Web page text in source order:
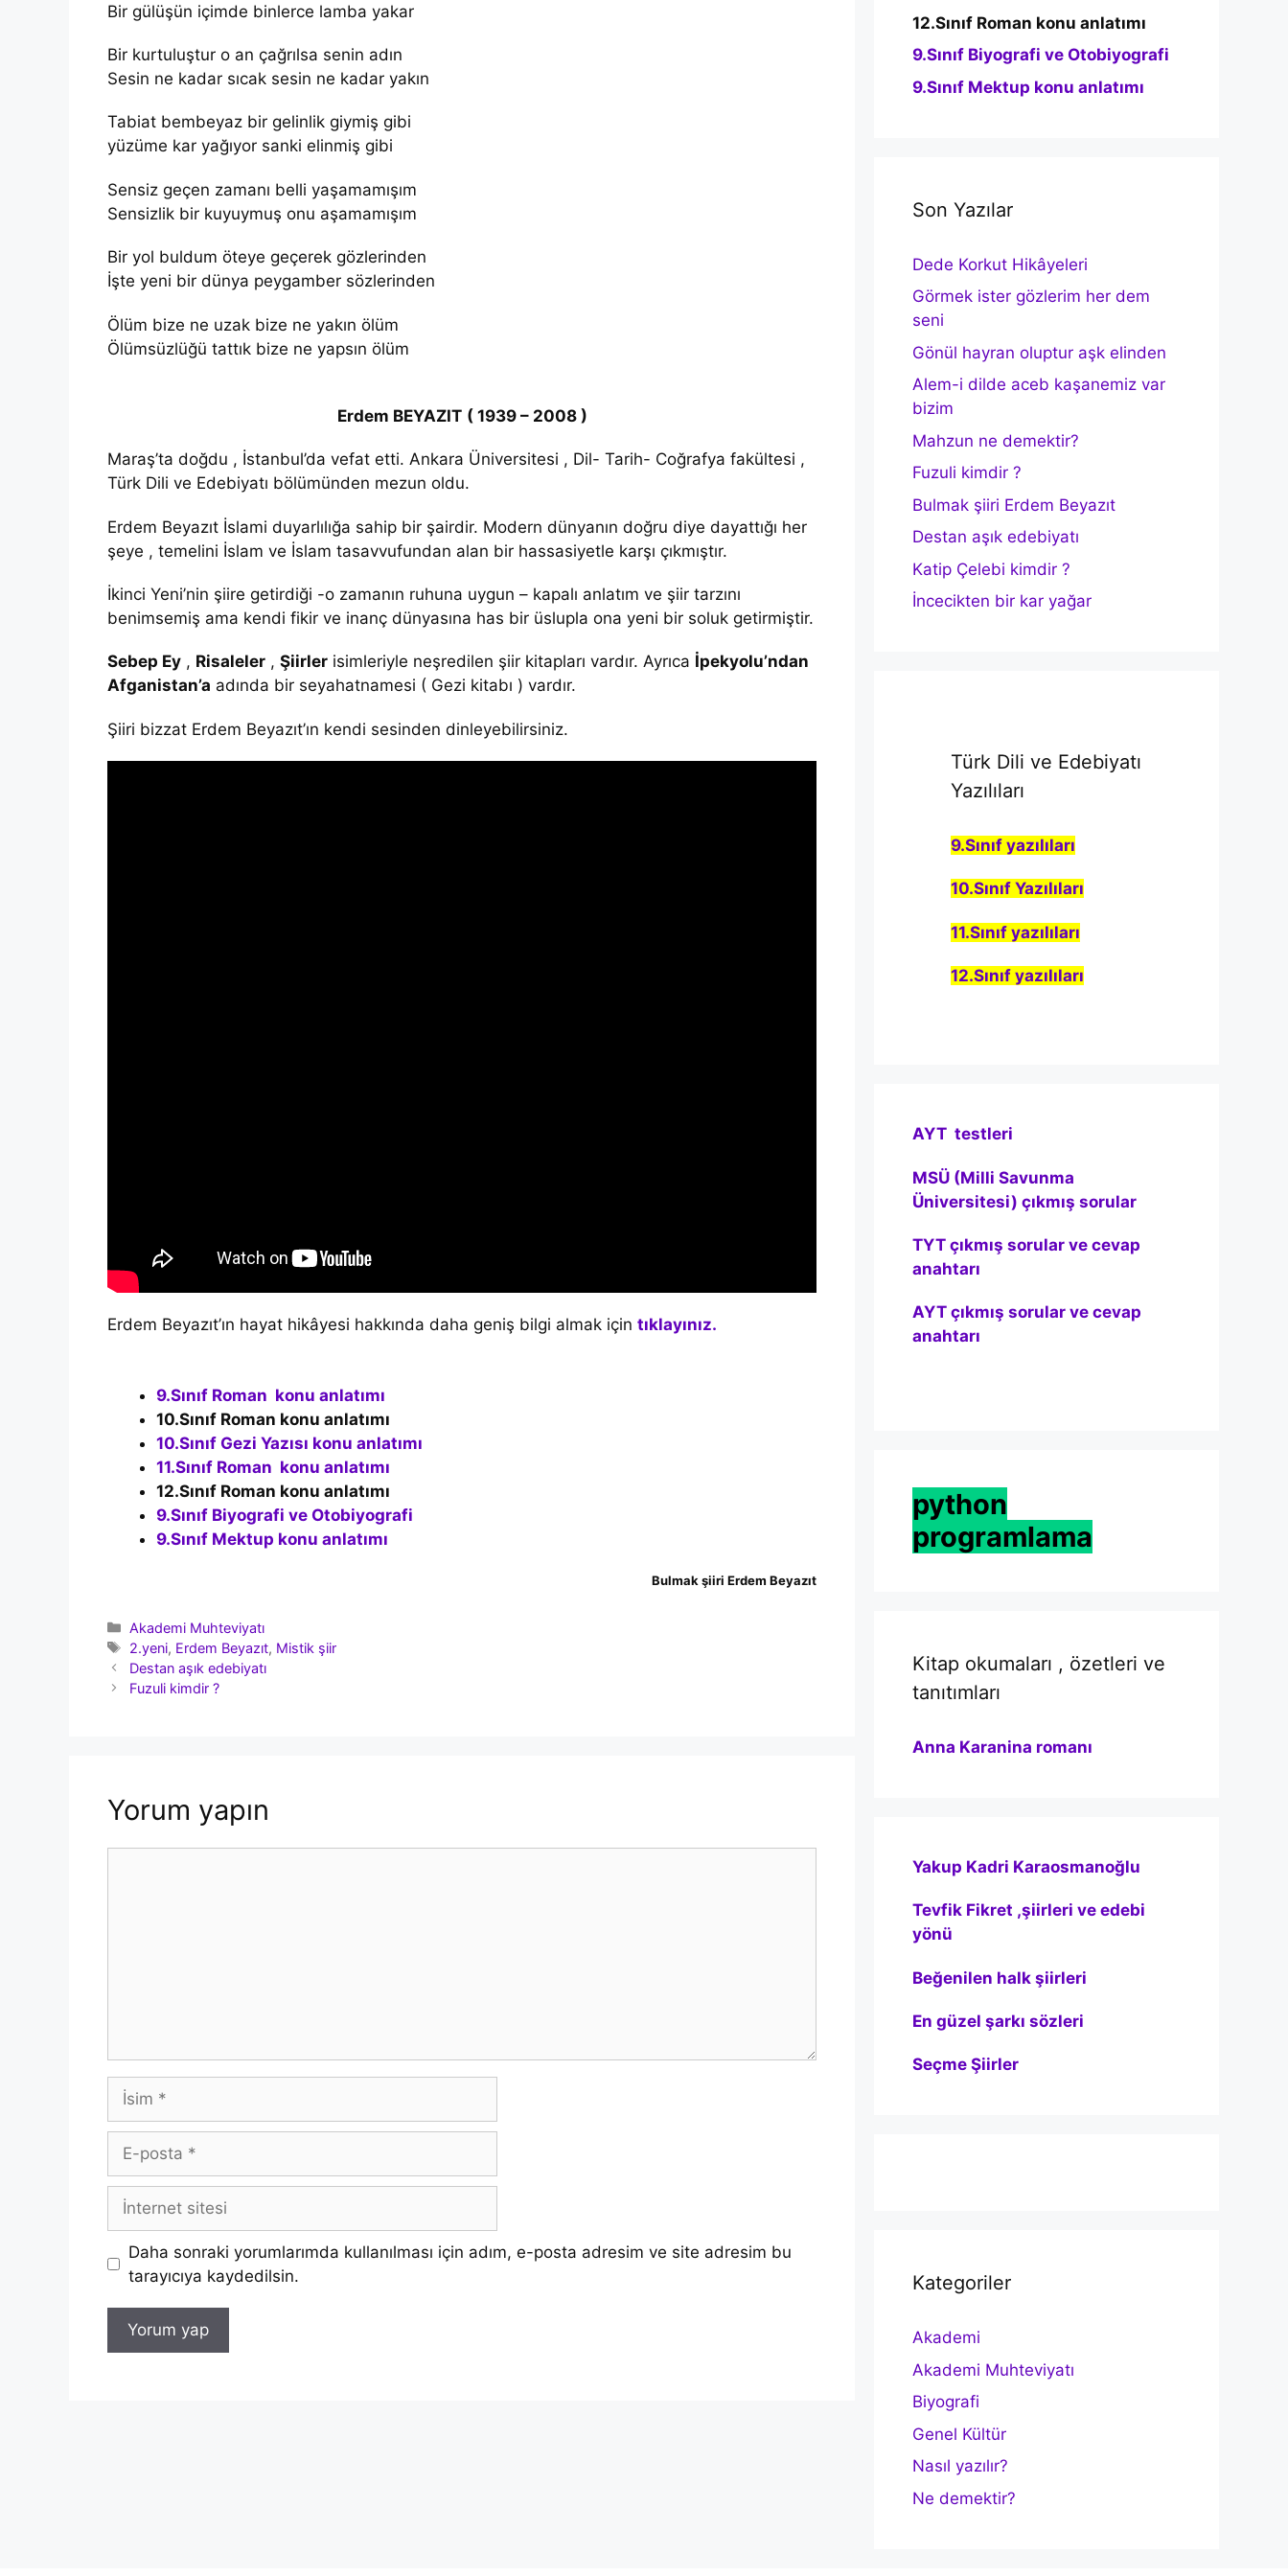
Bir gülüşün içimde binlerce lamba yakar
Bir kurtuluştur o an çağrılsa senin adın
Sesin ne kadar sıcak sesin ne kadar yakın
Tabiat bembeyaz bir gelinlik giymiş gibi
yüzüme kar yağıyor sanki elinmiş gibi
Sensiz geçen zamanı belli yaşamamışım
Sensizlik bir kuyuymuş onu aşamamışım
Bir yol buldum öteye geçerek gözlerinden
İşte yeni bir dünya peygamber sözlerinden
Ölüm bize ne uzak bize ne yakın ölüm
Ölümsüzlüğü tattık bize ne yapsın ölüm
Erdem BEYAZIT ( 1939 – 2008 )
Maraş’ta doğdu , İstanbul’da vefat etti. Ankara Üniversitesi , Dil- Tarih- Coğrafya fakültesi ,
Türk Dili ve Edebiyatı bölümünden mezun oldu.
Erdem Beyazıt İslami duyarlılığa sahip bir şairdir. Modern dünyanın doğru diye dayattığı her
şeye , temelini İslam ve İslam tasavvufundan alan bir hassasiyetle karşı çıkmıştır.
İkinci Yeni’nin şiire getirdiği -o zamanın ruhuna uygun – kapalı anlatım ve şiir tarzını
benimsemiş ama kendi fikir ve inanç dünyasına has bir üslupla ona yeni bir soluk getirmiştir.
Sebep Ey , Risaleler , Şiirler isimleriyle neşredilen şiir kitapları vardır. Ayrıca İpekyolu’ndan
Afganistan’a adında bir seyahatnamesi ( Gezi kitabı ) vardır.
Şiiri bizzat Erdem Beyazıt’ın kendi sesinden dinleyebilirsiniz.
Erdem Beyazıt’ın hayat hikâyesi hakkında daha geniş bilgi almak için tıklayınız.
9.Sınıf Roman konu anlatımı
10.Sınıf Roman konu anlatımı
10.Sınıf Gezi Yazısı konu anlatımı
11.Sınıf Roman konu anlatımı
12.Sınıf Roman konu anlatımı
9.Sınıf Biyografi ve Otobiyografi
9.Sınıf Mektup konu anlatımı
Bulmak şiiri Erdem Beyazıt
Kategoriler
Akademi Muhteviyatı
Etiketler
2.yeni, Erdem Beyazıt, Mistik şiir
Yazı
dolaşımı
Destan aşık edebiyatı
Fuzuli kimdir ?
Yorum yapın
İsim
posta
İnternet
sitesi
Daha sonraki yorumlarımda kullanılması için adım, e-posta adresim ve site adresim bu
tarayıcıya kaydedilsin.
12.Sınıf Roman konu anlatımı
9.Sınıf Biyografi ve Otobiyografi
9.Sınıf Mektup konu anlatımı
Son Yazılar
Dede Korkut Hikâyeleri
Görmek ister gözlerim her dem
seni
Gönül hayran oluptur aşk elinden
Alem-i dilde aceb kaşanemiz var
bizim
Mahzun ne demektir?
Fuzuli kimdir ?
Bulmak şiiri Erdem Beyazıt
Destan aşık edebiyatı
Katip Çelebi kimdir ?
İncecikten bir kar yağar
Türk Dili ve Edebiyatı
Yazılıları
9.Sınıf yazılıları
10.Sınıf Yazılıları
11.Sınıf yazılıları
12.Sınıf yazılıları
AYT testleri
MSÜ (Milli Savunma
Üniversitesi) çıkmış sorular
TYT çıkmış sorular ve cevap
anahtarı
AYT çıkmış sorular ve cevap
anahtarı
python
programlama
Kitap okumaları , özetleri ve
tanıtımları
Anna Karanina romanı
Yakup Kadri Karaosmanoğlu
Tevfik Fikret ,şiirleri ve edebi
yönü
Beğenilen halk şiirleri
En güzel şarkı sözleri
Seçme Şiirler
Kategoriler
Akademi
Akademi Muhteviyatı
Biyografi
Genel Kültür
Nasıl yazılır?
Ne demektir?